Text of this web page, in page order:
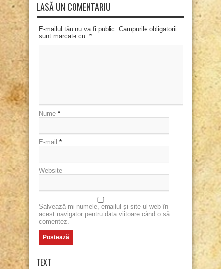
LASĂ UN COMENTARIU
E-mailul tău nu va fi public. Campurile obligatorii
sunt marcate cu: *
Nume *
E-mail *
Website
Salvează-mi numele, emailul și site-ul web în
acest navigator pentru data viitoare când o să
comentez.
TEXT